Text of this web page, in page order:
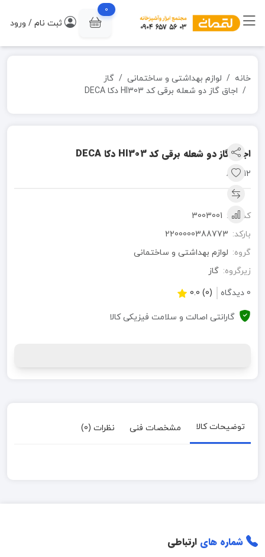
0
ثبت نام / ورود
خانه لوازم بهداشتی و ساختمانی
گاز
اجاق گاز دو شعله برقی کد HI303 دکا DECA
اجاق گاز دو شعله برقی کد HI303 دکا DECA
12*A14
کد کالا: 3003001
بارکد: 2200000388773
گروه: لوازم بهداشتی و ساختمانی
زیرگروه: گاز
0 دیدگاه
(0) 0.0
گارانتی اصالت و سلامت فیزیکی کالا
توضیحات کالا مشخصات فنی نظرات (0)
شماره های ارتباطی